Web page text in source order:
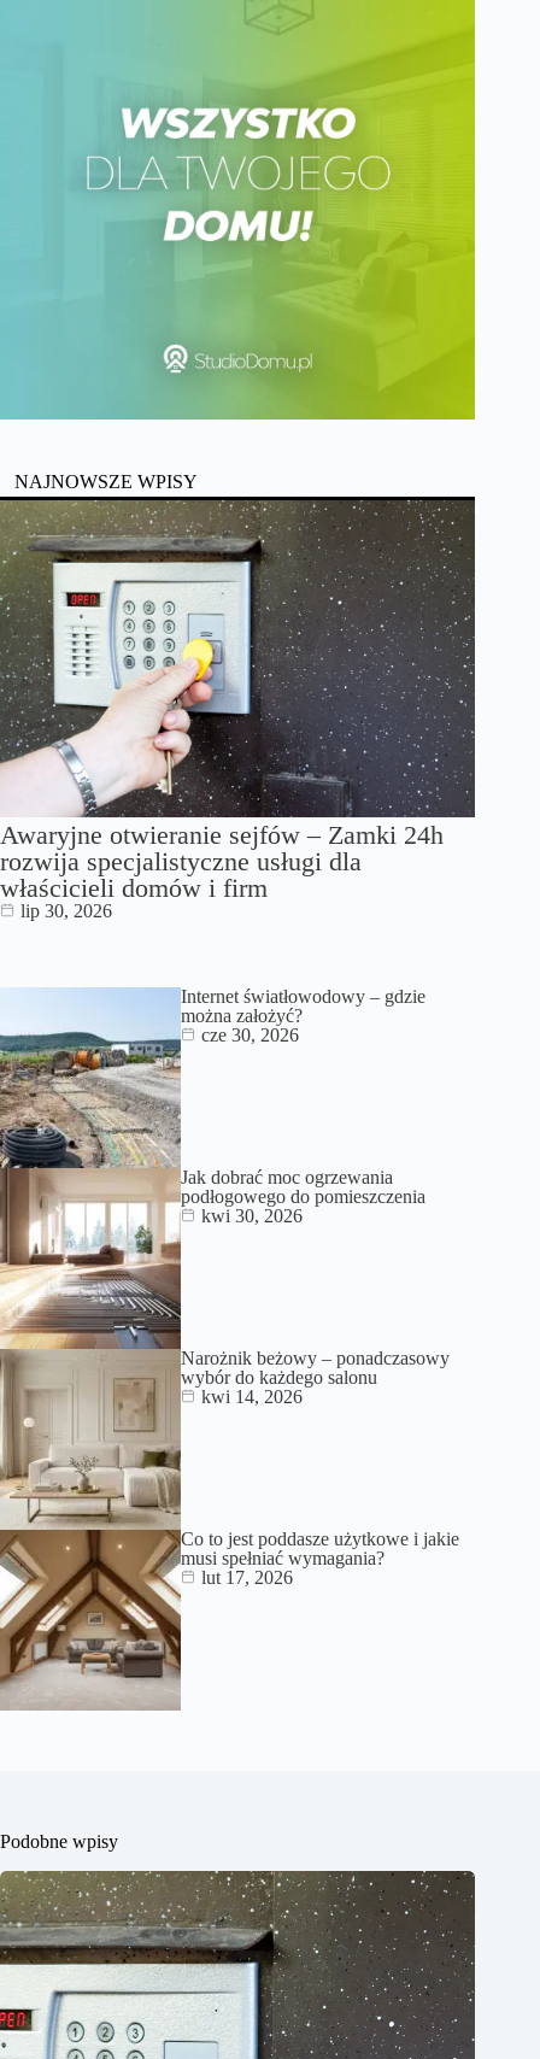
NAJNOWSZE WPISY
Awaryjne otwieranie sejfów – Zamki 24h
rozwija specjalistyczne usługi dla
właścicieli domów i firm
lip 30, 2026
Internet światłowodowy – gdzie
można założyć?
cze 30, 2026
Jak dobrać moc ogrzewania
podłogowego do pomieszczenia
kwi 30, 2026
Narożnik beżowy – ponadczasowy
wybór do każdego salonu
kwi 14, 2026
Co to jest poddasze użytkowe i jakie
musi spełniać wymagania?
lut 17, 2026
Podobne wpisy